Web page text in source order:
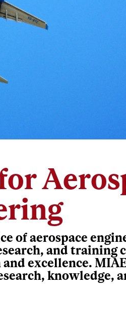
of aerospace
and training
excellence.
knowledge,